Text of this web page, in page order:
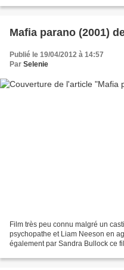
Mafia parano (2001)
Publié le 19/04/2012 à 14:57
Par Selenie
Film très peu connu malgré un
psychopathe et Liam Neeson en
également par Sandra Bullock ce